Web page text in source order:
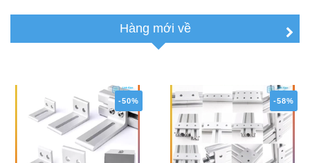
Hàng mới về
-50% -58%